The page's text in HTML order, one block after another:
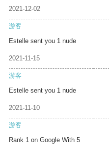
2021-12-02
游客
Estelle sent you 1 nude
2021-11-15
游客
Estelle sent you 1 nude
2021-11-10
游客
Rank 1 on Google With 5